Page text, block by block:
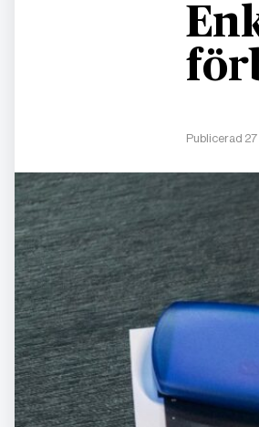
Publicerad